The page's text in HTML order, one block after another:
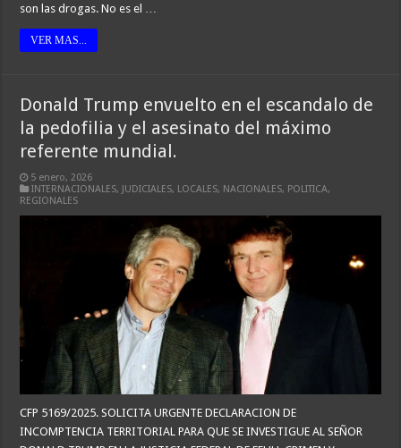
son las drogas. No es el …
VER MAS...
Donald Trump envuelto en el escandalo de
la pedofilia y el asesinato del máximo
referente mundial.
5 enero, 2026
INTERNACIONALES, JUDICIALES, LOCALES, NACIONALES, POLITICA,
REGIONALES
CFP 5169/2025. SOLICITA URGENTE DECLARACION DE
INCOMPTENCIA TERRITORIAL PARA QUE SE INVESTIGUE AL SEÑOR